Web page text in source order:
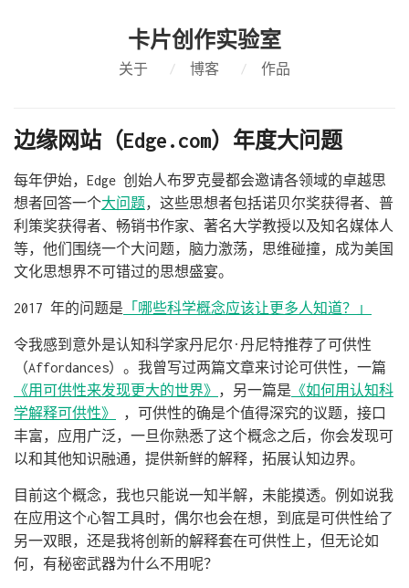
卡片创作实验室
关于 / 博客 / 作品
边缘网站（Edge.com）年度大问题
每年伊始，Edge 创始人布罗克曼都会邀请各领域的卓越思
想者回答一个大问题，这些思想者包括诺贝尔奖获得者、普
利策奖获得者、畅销书作家、著名大学教授以及知名媒体人
等，他们围绕一个大问题，脑力激荡，思维碰撞，成为美国
文化思想界不可错过的思想盛宴。
2017 年的问题是 「哪些科学概念应该让更多人知道？」
令我感到意外是认知科学家丹尼尔·丹尼特推荐了可供性
（Affordances）。我曾写过两篇文章来讨论可供性，一篇
《用可供性来发现更大的世界》 ，另一篇是 《如何用认知科
学解释可供性》
，可供性的确是个值得深究的议题，接口
丰富，应用广泛，一旦你熟悉了这个概念之后，你会发现可
以和其他知识融通，提供新鲜的解释，拓展认知边界。
目前这个概念，我也只能说一知半解，未能摸透。例如说我
在应用这个心智工具时，偶尔也会在想，到底是可供性给了
另一双眼，还是我将创新的解释套在可供性上，但无论如
何，有秘密武器为什么不用呢？